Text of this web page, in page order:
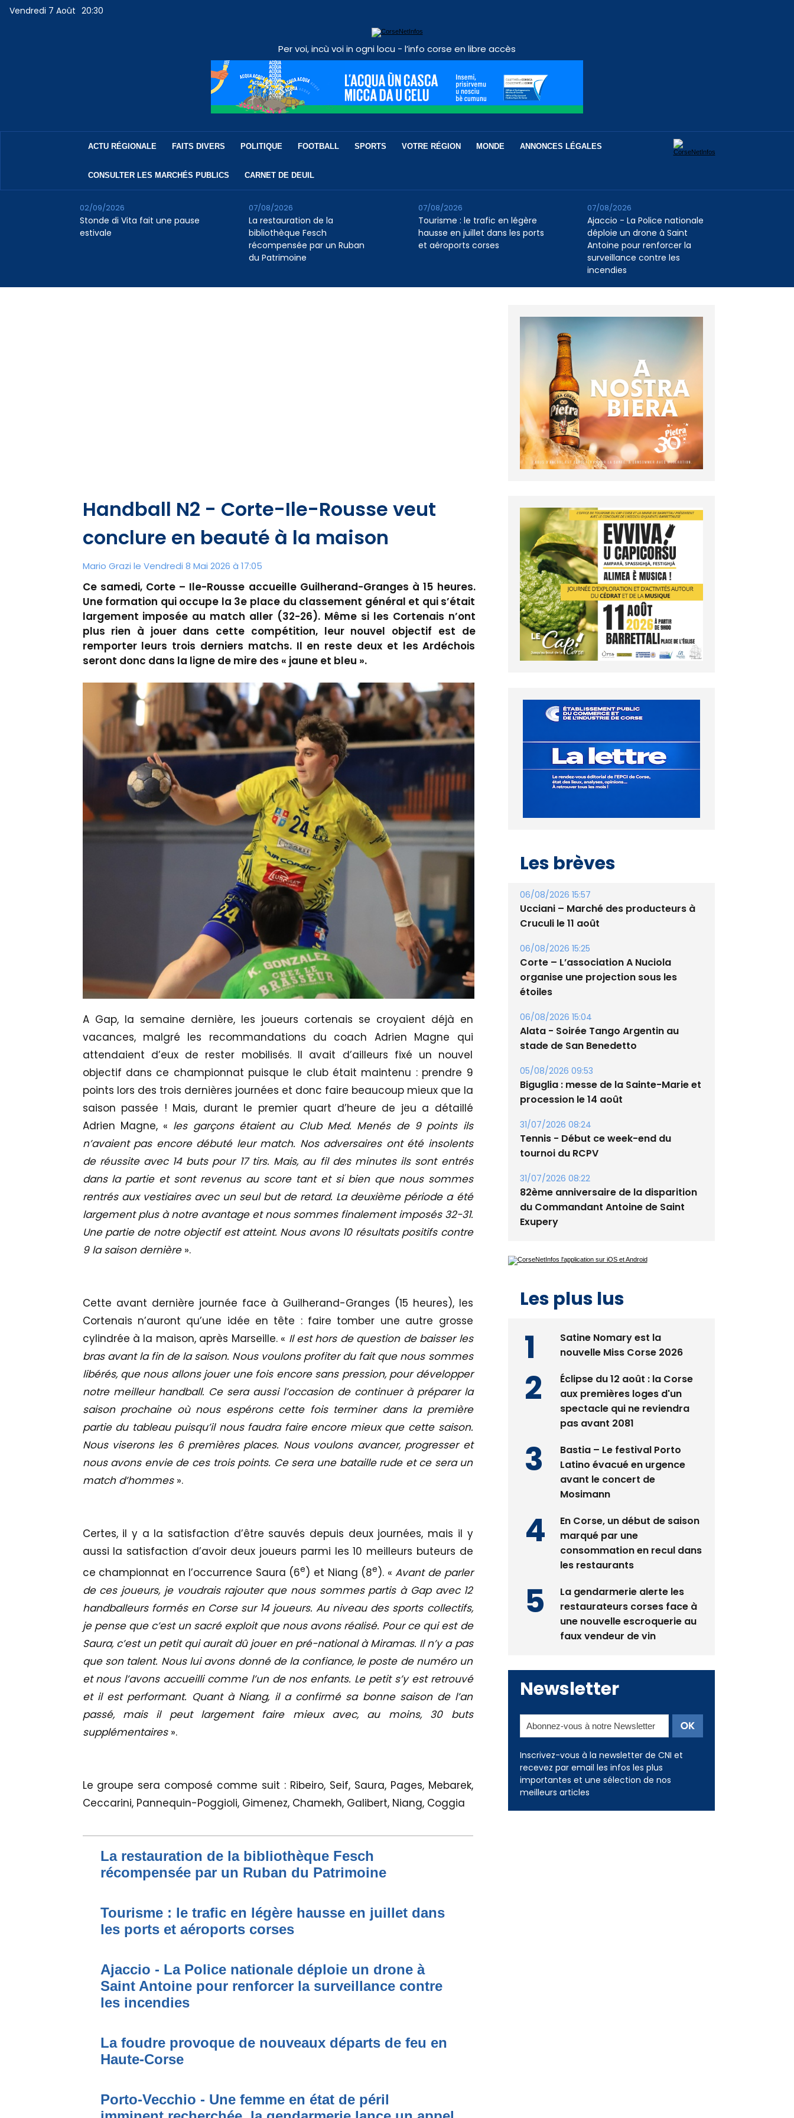
Vendredi 7 Août 20:30
Per voi, incù voi in ogni locu - l’info corse en libre accès
ACTU RÉGIONALE FAITS DIVERS POLITIQUE FOOTBALL SPORTS VOTRE RÉGION MONDE ANNONCES LÉGALES
CONSULTER LES MARCHÉS PUBLICS CARNET DE DEUIL
Stonde di Vita fait une pause
estivale
02/09/2026
La restauration de la
bibliothèque Fesch
récompensée par un Ruban
du Patrimoine
07/08/2026
Tourisme : le trafic en légère
hausse en juillet dans les ports
et aéroports corses
07/08/2026
Ajaccio - La Police nationale
déploie un drone à Saint
Antoine pour renforcer la
surveillance contre les
incendies
07/08/2026
Handball N2 - Corte-Ile-Rousse veut
conclure en beauté à la maison
Mario Grazi le Vendredi 8 Mai 2026 à 17:05
Ce samedi, Corte – Ile-Rousse accueille Guilherand-Granges à 15 heures.
Une formation qui occupe la 3e place du classement général et qui s’était
largement imposée au match aller (32-26). Même si les Cortenais n’ont
plus rien à jouer dans cette compétition, leur nouvel objectif est de
remporter leurs trois derniers matchs. Il en reste deux et les Ardéchois
seront donc dans la ligne de mire des « jaune et bleu ».
A Gap, la semaine dernière, les joueurs cortenais se croyaient déjà en
vacances, malgré les recommandations du coach Adrien Magne qui
attendaient d’eux de rester mobilisés. Il avait d’ailleurs fixé un nouvel
objectif dans ce championnat puisque le club était maintenu : prendre 9
points lors des trois dernières journées et donc faire beaucoup mieux que la
saison passée ! Mais, durant le premier quart d’heure de jeu a détaillé
Adrien Magne, « les garçons étaient au Club Med. Menés de 9 points ils
n’avaient pas encore débuté leur match. Nos adversaires ont été insolents
de réussite avec 14 buts pour 17 tirs. Mais, au fil des minutes ils sont entrés
dans la partie et sont revenus au score tant et si bien que nous sommes
rentrés aux vestiaires avec un seul but de retard. La deuxième période a été
largement plus à notre avantage et nous sommes finalement imposés 32-31.
Une partie de notre objectif est atteint. Nous avons 10 résultats positifs contre
9 la saison dernière».
Cette avant dernière journée face à Guilherand-Granges (15 heures), les
Cortenais n’auront qu’une idée en tête : faire tomber une autre grosse
cylindrée à la maison, après Marseille. « Il est hors de question de baisser les
bras avant la fin de la saison. Nous voulons profiter du fait que nous sommes
libérés, que nous allons jouer une fois encore sans pression, pour développer
notre meilleur handball. Ce sera aussi l’occasion de continuer à préparer la
saison prochaine où nous espérons cette fois terminer dans la première
partie du tableau puisqu’il nous faudra faire encore mieux que cette saison.
Nous viserons les 6 premières places. Nous voulons avancer, progresser et
nous avons envie de ces trois points. Ce sera une bataille rude et ce sera un
match d’hommes».
Certes, il y a la satisfaction d’être sauvés depuis deux journées, mais il y
aussi la satisfaction d’avoir deux joueurs parmi les 10 meilleurs buteurs de
ce championnat en l’occurrence Saura (6e) et Niang (8e). « Avant de parler
de ces joueurs, je voudrais rajouter que nous sommes partis à Gap avec 12
handballeurs formés en Corse sur 14 joueurs. Au niveau des sports collectifs,
je pense que c’est un sacré exploit que nous avons réalisé. Pour ce qui est de
Saura, c’est un petit qui aurait dû jouer en pré-national à Miramas. Il n’y a pas
que son talent. Nous lui avons donné de la confiance, le poste de numéro un
et nous l’avons accueilli comme l’un de nos enfants. Le petit s’y est retrouvé
et il est performant. Quant à Niang, il a confirmé sa bonne saison de l’an
passé, mais il peut largement faire mieux avec, au moins, 30 buts
supplémentaires ».
Le groupe sera composé comme suit : Ribeiro, Seif, Saura, Pages, Mebarek,
Ceccarini, Pannequin-Poggioli, Gimenez, Chamekh, Galibert, Niang, Coggia
La restauration de la bibliothèque Fesch
récompensée par un Ruban du Patrimoine
Tourisme : le trafic en légère hausse en juillet dans
les ports et aéroports corses
Ajaccio - La Police nationale déploie un drone à
Saint Antoine pour renforcer la surveillance contre
les incendies
La foudre provoque de nouveaux départs de feu en
Haute-Corse
Porto-Vecchio - Une femme en état de péril
Les brèves
06/08/2026 15:57
Ucciani – Marché des producteurs à
Cruculi le 11 août
06/08/2026 15:25
Corte – L’association A Nuciola
organise une projection sous les
étoiles
06/08/2026 15:04
Alata - Soirée Tango Argentin au
stade de San Benedetto
05/08/2026 09:53
Biguglia : messe de la Sainte-Marie et
procession le 14 août
31/07/2026 08:24
Tennis - Début ce week-end du
tournoi du RCPV
31/07/2026 08:22
82ème anniversaire de la disparition
du Commandant Antoine de Saint
Exupery
Les plus lus
Satine Nomary est la
nouvelle Miss Corse 2026
Éclipse du 12 août : la Corse
aux premières loges d'un
spectacle qui ne reviendra
pas avant 2081
Bastia – Le festival Porto
Latino évacué en urgence
avant le concert de
Mosimann
En Corse, un début de saison
marqué par une
consommation en recul dans
les restaurants
La gendarmerie alerte les
restaurateurs corses face à
une nouvelle escroquerie au
faux vendeur de vin
Newsletter
Inscrivez-vous à la newsletter de CNI et
recevez par email les infos les plus
importantes et une sélection de nos
meilleurs articles